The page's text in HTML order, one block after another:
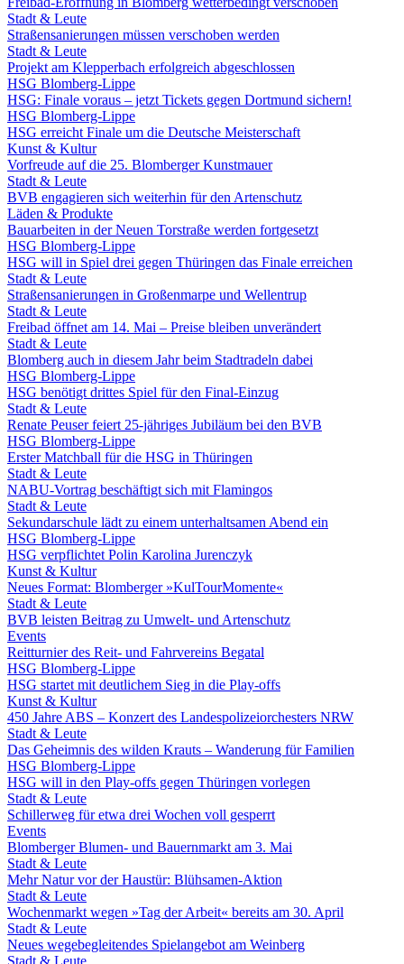
Stadt & Leute
Straßensanierungen müssen verschoben werden
Stadt & Leute
Projekt am Klepperbach erfolgreich abgeschlossen
HSG Blomberg-Lippe
HSG: Finale voraus – jetzt Tickets gegen Dortmund sichern!
HSG Blomberg-Lippe
HSG erreicht Finale um die Deutsche Meisterschaft
Kunst & Kultur
Vorfreude auf die 25. Blomberger Kunstmauer
Stadt & Leute
BVB engagieren sich weiterhin für den Artenschutz
Läden & Produkte
Bauarbeiten in der Neuen Torstraße werden fortgesetzt
HSG Blomberg-Lippe
HSG will in Spiel drei gegen Thüringen das Finale erreichen
Stadt & Leute
Straßensanierungen in Großenmarpe und Wellentrup
Stadt & Leute
Freibad öffnet am 14. Mai – Preise bleiben unverändert
Stadt & Leute
Blomberg auch in diesem Jahr beim Stadtradeln dabei
HSG Blomberg-Lippe
HSG benötigt drittes Spiel für den Final-Einzug
Stadt & Leute
Renate Peuser feiert 25-jähriges Jubiläum bei den BVB
HSG Blomberg-Lippe
Erster Matchball für die HSG in Thüringen
Stadt & Leute
NABU-Vortrag beschäftigt sich mit Flamingos
Stadt & Leute
Sekundarschule lädt zu einem unterhaltsamen Abend ein
HSG Blomberg-Lippe
HSG verpflichtet Polin Karolina Jurenczyk
Kunst & Kultur
Neues Format: Blomberger »KulTourMomente«
Stadt & Leute
BVB leisten Beitrag zu Umwelt- und Artenschutz
Events
Reitturnier des Reit- und Fahrvereins Begatal
HSG Blomberg-Lippe
HSG startet mit deutlichem Sieg in die Play-offs
Kunst & Kultur
450 Jahre ABS – Konzert des Landespolizeiorchesters NRW
Stadt & Leute
Das Geheimnis des wilden Krauts – Wanderung für Familien
HSG Blomberg-Lippe
HSG will in den Play-offs gegen Thüringen vorlegen
Stadt & Leute
Schillerweg für etwa drei Wochen voll gesperrt
Events
Blomberger Blumen- und Bauernmarkt am 3. Mai
Stadt & Leute
Mehr Natur vor der Haustür: Blühsamen-Aktion
Stadt & Leute
Wochenmarkt wegen »Tag der Arbeit« bereits am 30. April
Stadt & Leute
Neues wegebegleitendes Spielangebot am Weinberg
Stadt & Leute